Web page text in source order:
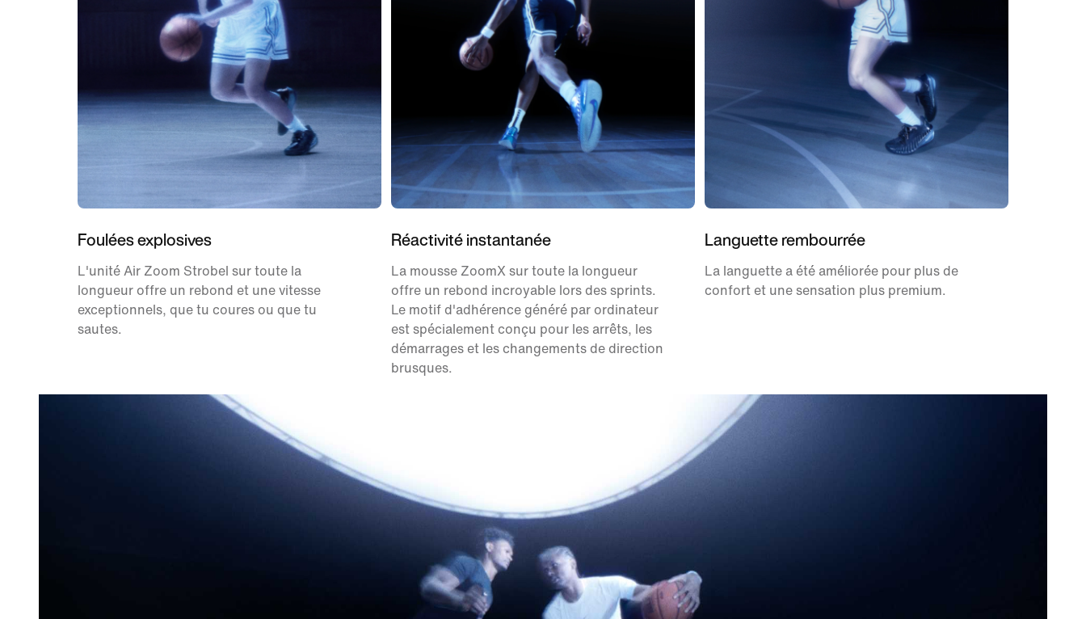
Foulées explosives
L'unité Air Zoom Strobel sur toute la
longueur offre un rebond et une vitesse
exceptionnels, que tu coures ou que tu
sautes.
Réactivité instantanée
La mousse ZoomX sur toute la longueur
offre un rebond incroyable lors des sprints.
Le motif d'adhérence généré par ordinateur
est spécialement conçu pour les arrêts, les
démarrages et les changements de direction
brusques.
Languette rembourrée
La languette a été améliorée pour plus de
confort et une sensation plus premium.